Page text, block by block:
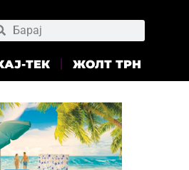
ТЕК ЖОЛТ ТРН